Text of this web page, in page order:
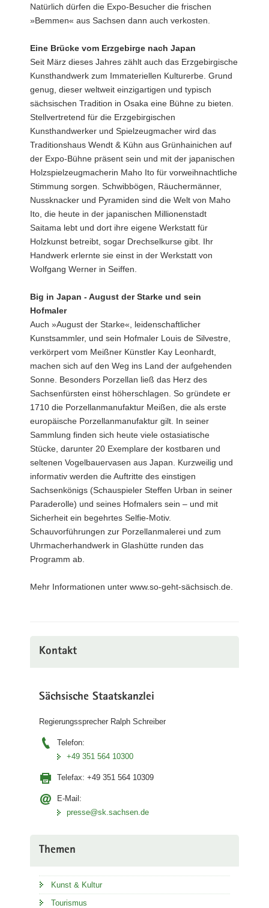
Natürlich dürfen die Expo-Besucher die frischen
»Bemmen« aus Sachsen dann auch verkosten.
Eine Brücke vom Erzgebirge nach Japan
Seit März dieses Jahres zählt auch das Erzgebirgische
Kunsthandwerk zum Immateriellen Kulturerbe. Grund
genug, dieser weltweit einzigartigen und typisch
sächsischen Tradition in Osaka eine Bühne zu bieten.
Stellvertretend für die Erzgebirgischen
Kunsthandwerker und Spielzeugmacher wird das
Traditionshaus Wendt & Kühn aus Grünhainichen auf
der Expo-Bühne präsent sein und mit der japanischen
Holzspielzeugmacherin Maho Ito für vorweihnachtliche
Stimmung sorgen. Schwibbögen, Räuchermänner,
Nussknacker und Pyramiden sind die Welt von Maho
Ito, die heute in der japanischen Millionenstadt
Saitama lebt und dort ihre eigene Werkstatt für
Holzkunst betreibt, sogar Drechselkurse gibt. Ihr
Handwerk erlernte sie einst in der Werkstatt von
Wolfgang Werner in Seiffen.
Big in Japan - August der Starke und sein
Hofmaler
Auch »August der Starke«, leidenschaftlicher
Kunstsammler, und sein Hofmaler Louis de Silvestre,
verkörpert vom Meißner Künstler Kay Leonhardt,
machen sich auf den Weg ins Land der aufgehenden
Sonne. Besonders Porzellan ließ das Herz des
Sachsenfürsten einst höherschlagen. So gründete er
1710 die Porzellanmanufaktur Meißen, die als erste
europäische Porzellanmanufaktur gilt. In seiner
Sammlung finden sich heute viele ostasiatische
Stücke, darunter 20 Exemplare der kostbaren und
seltenen Vogelbauervasen aus Japan. Kurzweilig und
informativ werden die Auftritte des einstigen
Sachsenkönigs (Schauspieler Steffen Urban in seiner
Paraderolle) und seines Hofmalers sein – und mit
Sicherheit ein begehrtes Selfie-Motiv.
Schauvorführungen zur Porzellanmalerei und zum
Uhrmacherhandwerk in Glashütte runden das
Programm ab.
Mehr Informationen unter www.so-geht-sächsisch.de.
Kontakt
Sächsische Staatskanzlei
Regierungssprecher Ralph Schreiber
Telefon:
+49 351 564 10300
Telefax: +49 351 564 10309
E-Mail:
presse@sk.sachsen.de
Themen
Kunst & Kultur
Tourismus